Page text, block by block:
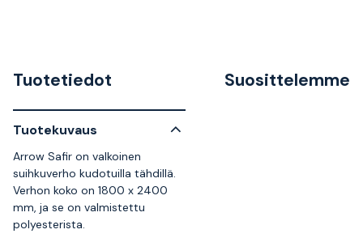
Tuotetiedot
Tuotekuvaus
Arrow Safir on valkoinen
suihkuverho kudotuilla tähdillä.
Verhon koko on 1800 x 2400
mm, ja se on valmistettu
polyesterista.
Suosittelemme